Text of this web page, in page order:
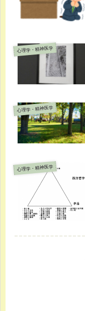
心理学・精神医学
心理学・精神医学
心理学・精神医学